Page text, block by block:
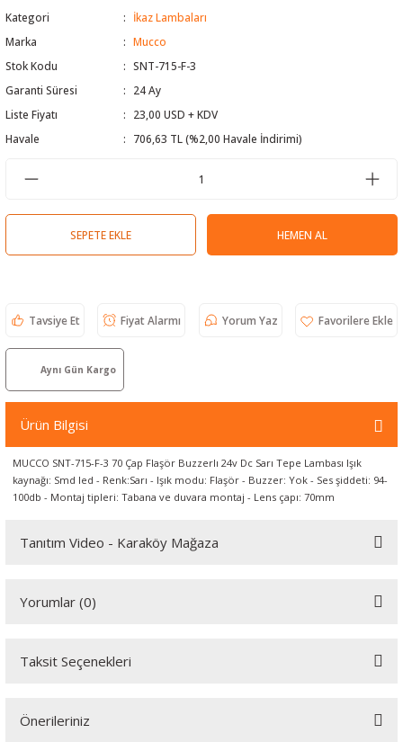
Cihazı
Cihazları
Kategori
İkaz Lambaları
Marka
Mucco
Stok Kodu
SNT-715-F-3
Garanti Süresi
24 Ay
Liste Fiyatı
23,00 USD + KDV
Havale
706,63 TL (%2,00 Havale İndirimi)
SEPETE EKLE HEMEN AL
Tavsiye Et Fiyat Alarmı Yorum Yaz
Aynı Gün Kargo
Ürün Bilgisi
MUCCO SNT-715-F-3 70 Çap Flaşör Buzzerlı 24v Dc Sarı Tepe Lambası Işık
kaynağı: Smd led - Renk:Sarı - Işık modu: Flaşör - Buzzer: Yok - Ses şiddeti: 94-
100db - Montaj tipleri: Tabana ve duvara montaj - Lens çapı: 70mm
Tanıtım Video - Karaköy Mağaza
Yorumlar (0)
Bu ürüne ilk yorumu siz yapın!
Taksit Seçenekleri
Önerileriniz